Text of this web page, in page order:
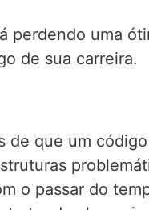
perdendo uma
de sua carreira.
de que um
o passar do